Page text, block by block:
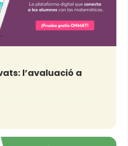
l’avaluació a